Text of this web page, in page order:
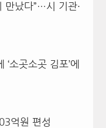
만났다”…시 기관·
소곳소곳 김포’에
억원 편성